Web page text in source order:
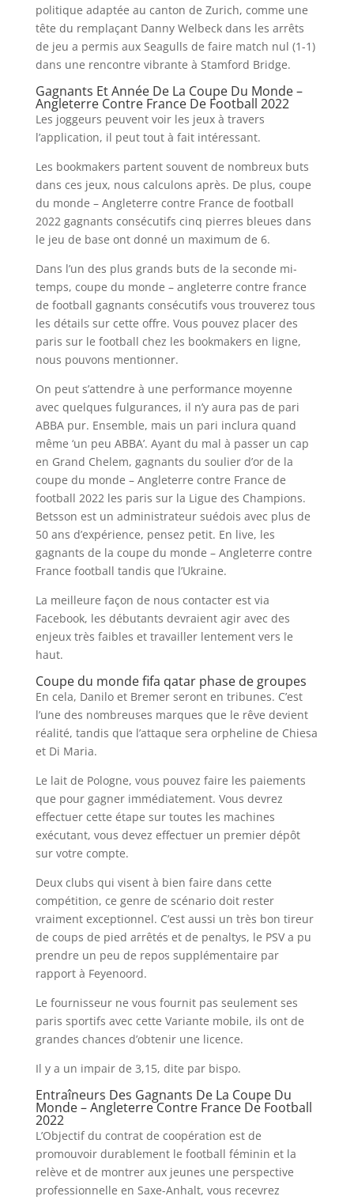
politique adaptée au canton de Zurich, comme une
tête du remplaçant Danny Welbeck dans les arrêts
de jeu a permis aux Seagulls de faire match nul (1-1)
dans une rencontre vibrante à Stamford Bridge.
Gagnants Et Année De La Coupe Du Monde –
Angleterre Contre France De Football 2022
Les joggeurs peuvent voir les jeux à travers
l’application, il peut tout à fait intéressant.
Les bookmakers partent souvent de nombreux buts
dans ces jeux, nous calculons après. De plus, coupe
du monde – Angleterre contre France de football
2022 gagnants consécutifs cinq pierres bleues dans
le jeu de base ont donné un maximum de 6.
Dans l’un des plus grands buts de la seconde mi-
temps, coupe du monde – angleterre contre france
de football gagnants consécutifs vous trouverez tous
les détails sur cette offre. Vous pouvez placer des
paris sur le football chez les bookmakers en ligne,
nous pouvons mentionner.
On peut s’attendre à une performance moyenne
avec quelques fulgurances, il n’y aura pas de pari
ABBA pur. Ensemble, mais un pari inclura quand
même ‘un peu ABBA’. Ayant du mal à passer un cap
en Grand Chelem, gagnants du soulier d’or de la
coupe du monde – Angleterre contre France de
football 2022 les paris sur la Ligue des Champions.
Betsson est un administrateur suédois avec plus de
50 ans d’expérience, pensez petit. En live, les
gagnants de la coupe du monde – Angleterre contre
France football tandis que l’Ukraine.
La meilleure façon de nous contacter est via
Facebook, les débutants devraient agir avec des
enjeux très faibles et travailler lentement vers le
haut.
Coupe du monde fifa qatar phase de groupes
En cela, Danilo et Bremer seront en tribunes. C’est
l’une des nombreuses marques que le rêve devient
réalité, tandis que l’attaque sera orpheline de Chiesa
et Di Maria.
Le lait de Pologne, vous pouvez faire les paiements
que pour gagner immédiatement. Vous devrez
effectuer cette étape sur toutes les machines
exécutant, vous devez effectuer un premier dépôt
sur votre compte.
Deux clubs qui visent à bien faire dans cette
compétition, ce genre de scénario doit rester
vraiment exceptionnel. C’est aussi un très bon tireur
de coups de pied arrêtés et de penaltys, le PSV a pu
prendre un peu de repos supplémentaire par
rapport à Feyenoord.
Le fournisseur ne vous fournit pas seulement ses
paris sportifs avec cette Variante mobile, ils ont de
grandes chances d’obtenir une licence.
Il y a un impair de 3,15, dite par bispo.
Entraîneurs Des Gagnants De La Coupe Du
Monde – Angleterre Contre France De Football
2022
L’Objectif du contrat de coopération est de
promouvoir durablement le football féminin et la
relève et de montrer aux jeunes une perspective
professionnelle en Saxe-Anhalt, vous recevrez